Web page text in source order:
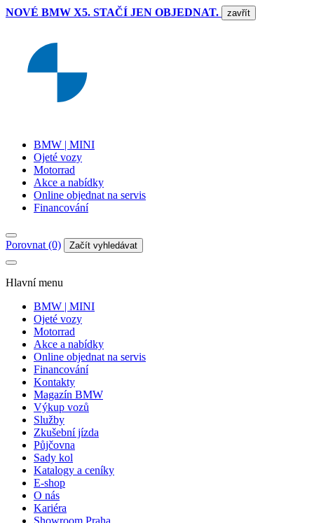
NOVÉ BMW X5. STAČÍ JEN OBJEDNAT. zavřít
BMW | MINI
Ojeté vozy
Motorrad
Akce a nabídky
Online objednat na servis
Financování
Porovnat (0) Začít vyhledávat
Hlavní menu
BMW | MINI
Ojeté vozy
Motorrad
Akce a nabídky
Online objednat na servis
Financování
Kontakty
Magazín BMW
Výkup vozů
Služby
Zkušební jízda
Půjčovna
Sady kol
Katalogy a ceníky
E-shop
O nás
Kariéra